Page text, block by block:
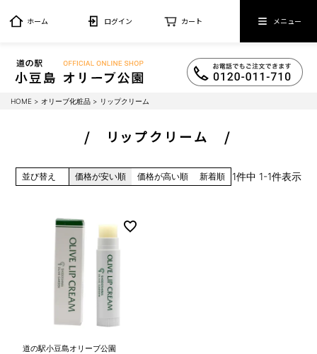
ホーム ログイン カート メニュー
HOME オリーブ化粧品 リップクリーム
リップクリーム
並び替え 価格が安い順 価格が高い順 新着順 1件中 1-1件表示
道の駅小豆島オリーブ公園